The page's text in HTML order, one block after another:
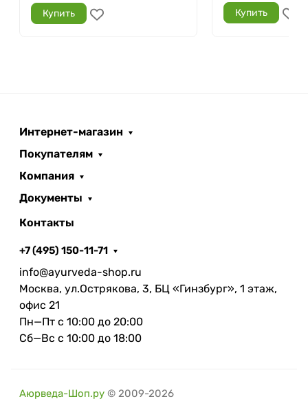
Купить Купить
Интернет-магазин
Покупателям
Компания
Документы
Контакты
+7 (495) 150-11-71
info@ayurveda-shop.ru
Москва, ул.Острякова, 3, БЦ «Гинзбург», 1 этаж,
офис 21
Пн—Пт с 10:00 до 20:00
Сб—Вс с 10:00 до 18:00
Аюрведа-Шоп.ру © 2009-2026